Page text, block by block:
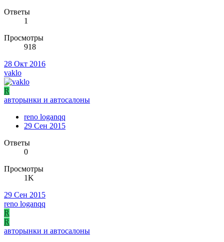
Ответы
1
Просмотры
918
28 Окт 2016
vaklo
R
авторынки и автосалоны
reno loganqq
29 Сен 2015
Ответы
0
Просмотры
1K
29 Сен 2015
reno loganqq
R
R
авторынки и автосалоны